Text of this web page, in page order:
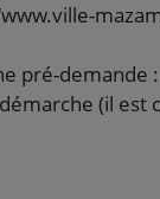
pré-demande
(il